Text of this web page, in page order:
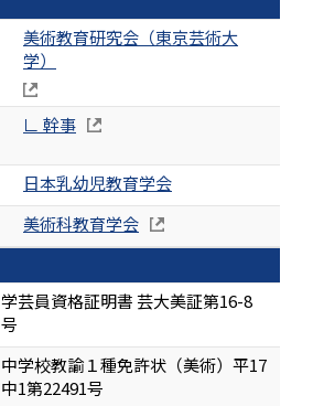
美術教育研究会（東京芸術大
学）
∟ 幹事
日本乳幼児教育学会
美術科教育学会
学芸員資格証明書 芸大美証第16-8
号
中学校教諭１種免許状（美術）平17
中1第22491号